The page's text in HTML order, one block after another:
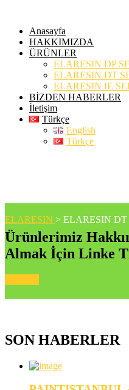
Anasayfa
HAKKIMIZDA
ÜRÜNLER
ELARESIN DP
ELARESIN DT
ELARESIN IE
BİZDEN HABERLER
İletişim
Türkçe
English
Türkçe
ELARESIN > ELARESIN DT
Ürünlerimiz
Almak İçin Linke
SON HABERLER